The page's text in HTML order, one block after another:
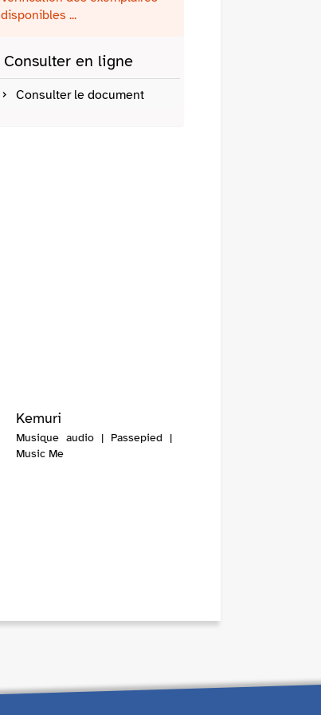
disponibles ...
Consulter en ligne
Consulter le document
Kemuri
Musique audio | Passepied |
Music Me